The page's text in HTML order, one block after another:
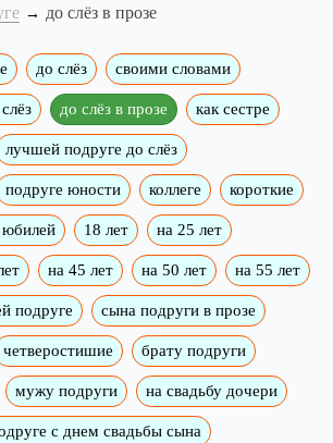
до слёз в прозе
до слёз своими словами
до слёз в прозе как сестре
лучшей подруге до слёз
подруге юности коллеге короткие
юбилей 18 лет на 25 лет
на 45 лет на 50 лет на 55 лет
подруге сына подруги в прозе
четверостишие брату подруги
мужу подруги на свадьбу дочери
с днем свадьбы сына